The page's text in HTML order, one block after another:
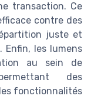
transaction. Ce
contre des
juste et
Enfin, les lumens
au sein de
des
fonctionnalités